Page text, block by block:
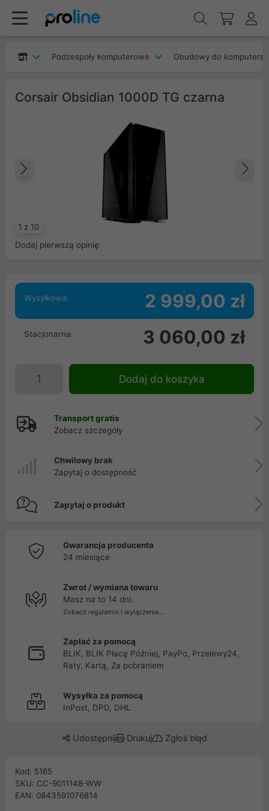
Podzespoły komputerowe Obudowy do komputera
Corsair Obsidian 1000D TG czarna
1 z 10
Poprzedni
Dodaj pierwszą opinię
Wysyłkowa: 2 999,00 zł
Stacjonarna: 3 060,00 zł
Dodaj do koszyka
Transport gratis
Zobacz szczegóły
Chwilowy brak
Zapytaj o dostępność
Zapytaj o produkt
Gwarancja producenta
24 miesiące
Zwrot / wymiana towaru
Masz na to 14 dni.
Zobacz regulamin i wyłączenia...
Zapłać za pomocą
BLIK, BLIK Płacę Później, PayPo, Przelewy24,
Raty, Kartą, Za pobraniem
Wysyłka za pomocą
InPost, DPD, DHL
Udostępnij Drukuj Zgłoś błąd
Kod: 5165
SKU: CC-9011148-WW
EAN: 0843591076814